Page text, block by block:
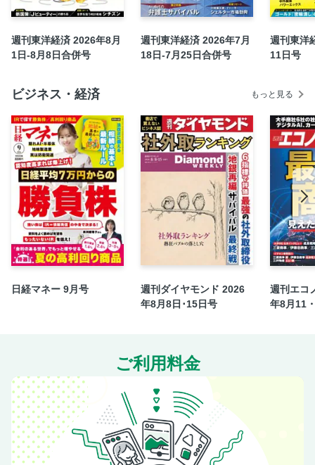
週刊東洋経済 2026年8月
1日-8月8日合併号
週刊東洋経済 2026年7月
18日-7月25日合併号
週刊東洋
11日号
ビジネス・経済 もっと見る
日経マネー 9月号
週刊ダイヤモンド 2026
年8月8日･15日号
週刊エコ
年8月11
ご利用料金